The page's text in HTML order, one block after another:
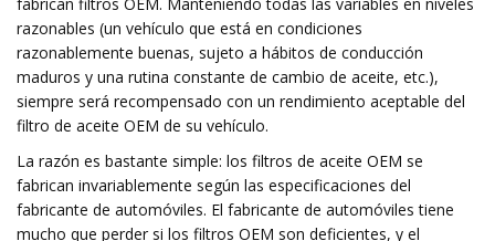
razonables (un vehículo que está en condiciones
razonablemente buenas, sujeto a hábitos de conducción
maduros y una rutina constante de cambio de aceite, etc.),
siempre será recompensado con un rendimiento aceptable del
filtro de aceite OEM de su vehículo.
La razón es bastante simple: los filtros de aceite OEM se
fabrican invariablemente según las especificaciones del
fabricante de automóviles. El fabricante de automóviles tiene
mucho que perder si los filtros OEM son deficientes, y el